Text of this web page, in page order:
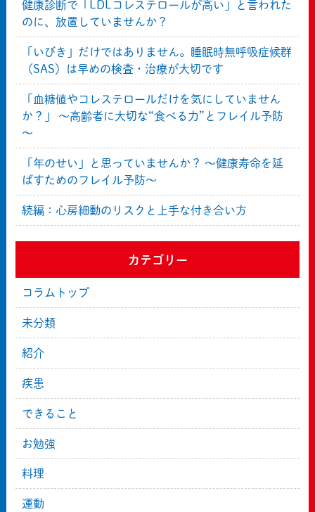
健康診断で「LDLコレステロールが高い」と言われた
のに、放置していませんか？
「いびき」だけではありません。睡眠時無呼吸症候群
（SAS）は早めの検査・治療が大切です
「血糖値やコレステロールだけを気にしていません
か？」 ～高齢者に大切な“食べる力”とフレイル予防
～
「年のせい」と思っていませんか？ ～健康寿命を延
ばすためのフレイル予防～
続編：心房細動のリスクと上手な付き合い方
カテゴリー
コラムトップ
未分類
紹介
疾患
できること
お勉強
料理
運動